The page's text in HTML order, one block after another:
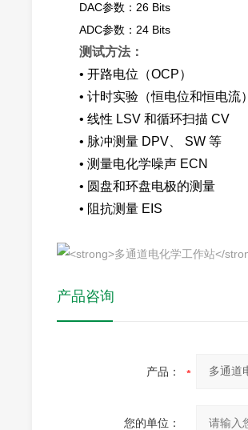
DAC参数：26 Bits
ADC参数：24 Bits
测试方法：
• 开路电位（OCP）
• 计时实验（恒电位和恒电流）
• 线性 LSV 和循环扫描 CV
• 脉冲测量 DPV、 SW 等
• 测量电化学噪声 ECN
• 圆盘和环盘电极的测量
• 阻抗测量 EIS
产品咨询
产品：
您的单位：